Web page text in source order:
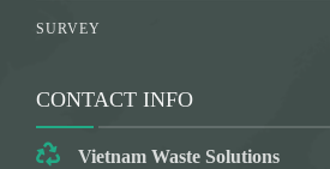
SURVEY
CONTACT INFO
Vietnam Waste Solutions